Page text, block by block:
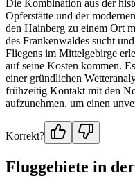
Die Kombination aus der
Opferstätte und der
den Hainberg zu einem Ort
des Frankenwaldes sucht
Fliegens im Mittelgebirge
auf seine Kosten kommen.
einer gründlichen
frühzeitig Kontakt mit den
aufzunehmen, um einen
Korrekt?
Fluggebiete in